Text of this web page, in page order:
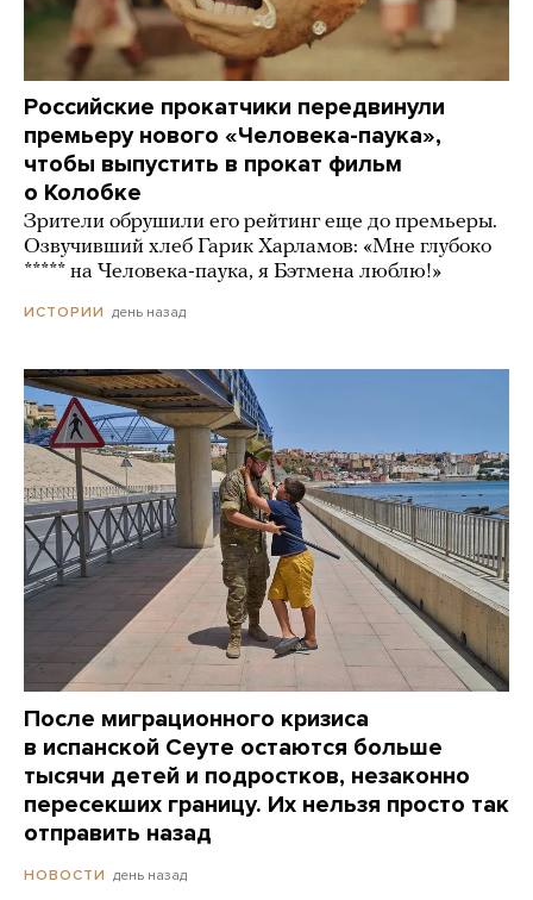
Российские прокатчики передвинули
премьеру нового «Человека-паука»,
чтобы выпустить в прокат фильм
о Колобке
Зрители обрушили его рейтинг еще до премьеры.
Озвучивший хлеб Гарик Харламов: «Мне глубоко
***** на Человека-паука, я Бэтмена люблю!»
ИСТОРИИ день назад
После миграционного кризиса
в испанской Сеуте остаются больше
тысячи детей и подростков, незаконно
пересекших границу. Их нельзя просто так
отправить назад
НОВОСТИ день назад